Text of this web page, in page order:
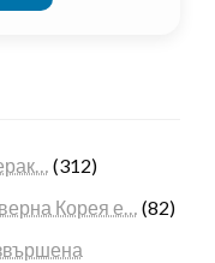
(312)
Корея е… (82)